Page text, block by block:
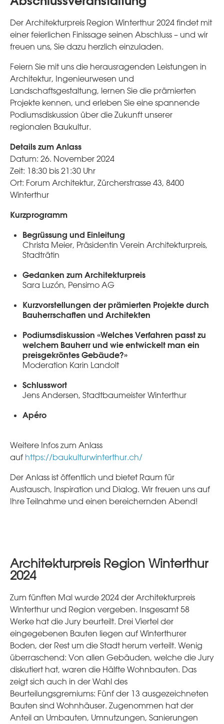
Der Architekturpreis Region Winterthur 2024 findet mit
einer feierlichen Finissage seinen Abschluss – und wir
freuen uns, Sie dazu herzlich einzuladen.
Feiern Sie mit uns die herausragenden Leistungen in
Architektur, Ingenieurwesen und
Landschaftsgestaltung, lernen Sie die prämierten
Projekte kennen, und erleben Sie eine spannende
Podiumsdiskussion über die Zukunft unserer
regionalen Baukultur.
Details zum Anlass
Datum: 26. November 2024
Zeit: 18:30 bis 21:30 Uhr
Ort: Forum Architektur, Zürcherstrasse 43, 8400
Winterthur
Kurzprogramm
Begrüssung und Einleitung
Christa Meier, Präsidentin Verein Architekturpreis,
Stadträtin
Gedanken zum Architekturpreis
Sara Luzón, Pensimo AG
Kurzvorstellungen der prämierten Projekte durch
Bauherrschaften und Architekten
Podiumsdiskussion «Welches Verfahren passt zu
welchem Bauherr und wie entwickelt man ein
preisgekröntes Gebäude?»
Moderation Karin Landolt
Schlusswort
Jens Andersen, Stadtbaumeister Winterthur
Apéro
Weitere Infos zum Anlass
auf https://baukulturwinterthur.ch/
Der Anlass ist öffentlich und bietet Raum für
Austausch, Inspiration und Dialog. Wir freuen uns auf
Ihre Teilnahme und einen bereichernden Abend!
Architekturpreis Region Winterthur
2024
Zum fünften Mal wurde 2024 der Architekturpreis
Winterthur und Region vergeben. Insgesamt 58
Werke hat die Jury beurteilt. Drei Viertel der
eingegebenen Bauten liegen auf Winterthurer
Boden, der Rest um die Stadt herum verteilt. Wenig
überraschend: Von allen Gebäuden, welche die Jury
diskutiert hat, waren die Hälfte Wohnbauten. Das
zeigt sich auch in der Wahl des
Beurteilungsgremiums: Fünf der 13 ausgezeichneten
Bauten sind Wohnhäuser. Zugenommen hat der
Anteil an Umbauten, Umnutzungen, Sanierungen